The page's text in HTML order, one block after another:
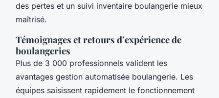
des pertes et un suivi inventaire boulangerie mieux
maîtrisé.
Témoignages et retours d’expérience de
boulangeries
Plus de 3 000 professionnels valident les
avantages gestion automatisée boulangerie. Les
équipes saisissent rapidement le fonctionnement